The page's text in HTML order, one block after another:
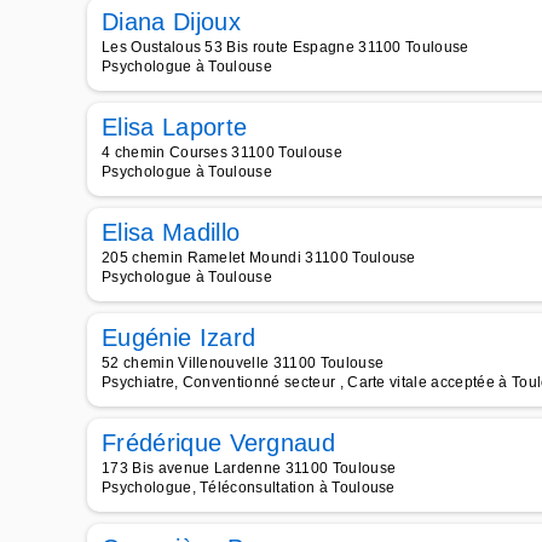
Diana Dijoux
Les Oustalous 53 Bis route Espagne 31100 Toulouse
Psychologue à Toulouse
Elisa Laporte
4 chemin Courses 31100 Toulouse
Psychologue à Toulouse
Elisa Madillo
205 chemin Ramelet Moundi 31100 Toulouse
Psychologue à Toulouse
Eugénie Izard
52 chemin Villenouvelle 31100 Toulouse
Psychiatre, Conventionné secteur , Carte vitale acceptée à
Frédérique Vergnaud
173 Bis avenue Lardenne 31100 Toulouse
Psychologue, Téléconsultation à Toulouse